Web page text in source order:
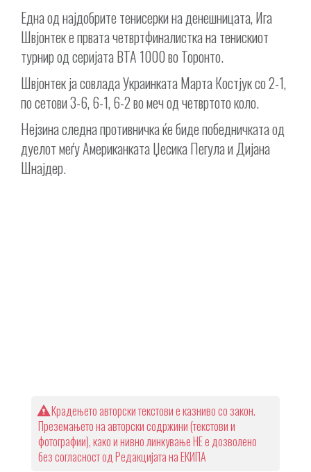
Една од најдобрите тенисерки на денешницата, Ига
Швјонтек е првата четвртфиналистка на тенискиот
турнир од серијата ВТА 1000 во Торонто.
Швјонтек ја совлада Украинката Марта Костјук со 2-1,
по сетови 3-6, 6-1, 6-2 во меч од четвртото коло.
Нејзина следна противничка ќе биде победничката од
дуелот меѓу Американката Џесика Пегула и Дијана
Шнајдер.
Крадењето авторски текстови е казниво со закон.
Преземањето на авторски содржини (текстови и
фотографии), како и нивно линкување НЕ е дозволено
без согласност од Редакцијата на ЕКИПА